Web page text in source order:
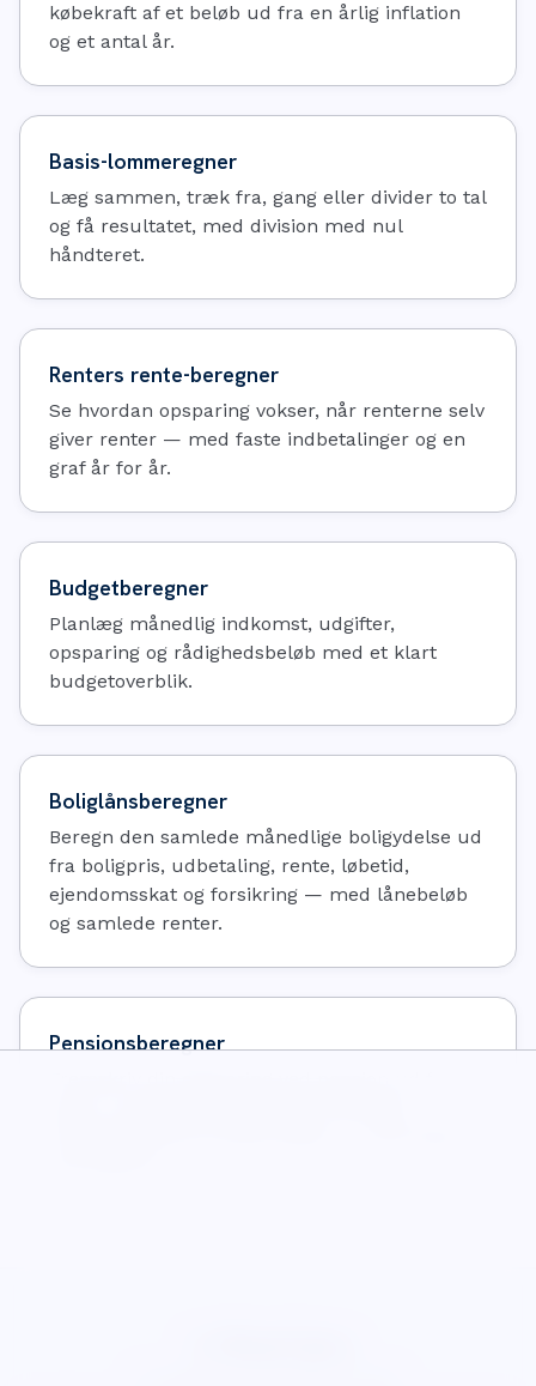
købekraft af et beløb ud fra en årlig inflation
og et antal år.
Basis-lommeregner
Læg sammen, træk fra, gang eller divider to tal
og få resultatet, med division med nul
håndteret.
Renters rente-beregner
Se hvordan opsparing vokser, når renterne selv
giver renter — med faste indbetalinger og en
graf år for år.
Budgetberegner
Planlæg månedlig indkomst, udgifter,
opsparing og rådighedsbeløb med et klart
budgetoverblik.
Boliglånsberegner
Beregn den samlede månedlige boligydelse ud
fra boligpris, udbetaling, rente, løbetid,
ejendomsskat og forsikring — med lånebeløb
og samlede renter.
Pensionsberegner